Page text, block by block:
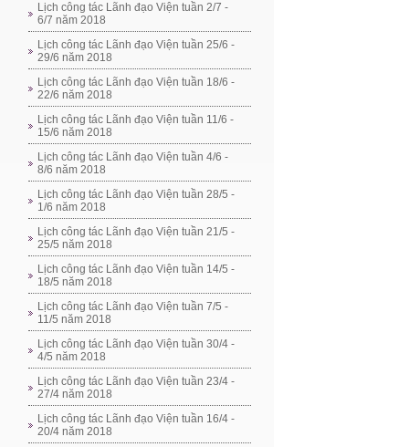
Lịch công tác Lãnh đạo Viện tuần 2/7 -
6/7 năm 2018
Lịch công tác Lãnh đạo Viện tuần 25/6 -
29/6 năm 2018
Lịch công tác Lãnh đạo Viện tuần 18/6 -
22/6 năm 2018
Lịch công tác Lãnh đạo Viện tuần 11/6 -
15/6 năm 2018
Lịch công tác Lãnh đạo Viện tuần 4/6 -
8/6 năm 2018
Lịch công tác Lãnh đạo Viện tuần 28/5 -
1/6 năm 2018
Lịch công tác Lãnh đạo Viện tuần 21/5 -
25/5 năm 2018
Lịch công tác Lãnh đạo Viện tuần 14/5 -
18/5 năm 2018
Lịch công tác Lãnh đạo Viện tuần 7/5 -
11/5 năm 2018
Lịch công tác Lãnh đạo Viện tuần 30/4 -
4/5 năm 2018
Lịch công tác Lãnh đạo Viện tuần 23/4 -
27/4 năm 2018
Lịch công tác Lãnh đạo Viện tuần 16/4 -
20/4 năm 2018